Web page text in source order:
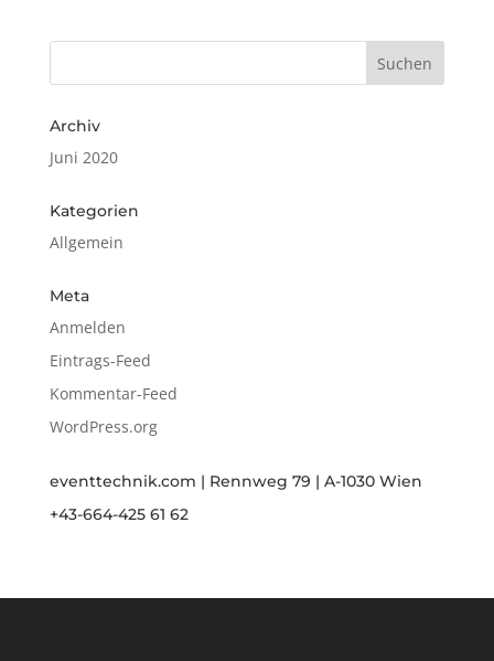
Archiv
Juni 2020
Kategorien
Allgemein
Meta
Anmelden
Eintrags-Feed
Kommentar-Feed
WordPress.org
eventtechnik.com | Rennweg 79 | A-1030 Wien
+43-664-425 61 62